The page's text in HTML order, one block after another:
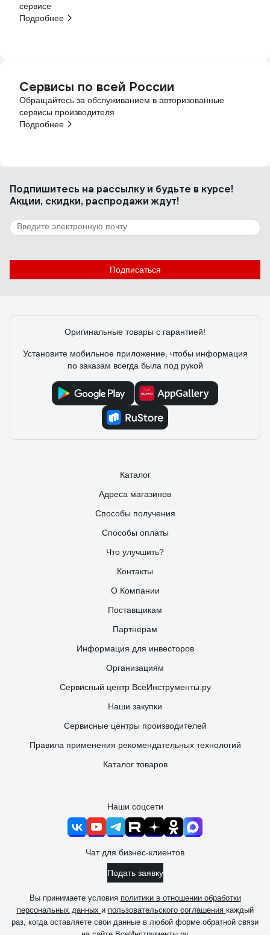
сервисе
Подробнее
Сервисы по всей России
Обращайтесь за обслуживанием в авторизованные
сервисы производителя
Подробнее
Подпишитесь на рассылкуи будьте в курсе!
Акции, скидки, распродажи ждут!
Подписаться
Оригинальные товары с гарантией!
Установите мобильное приложение, чтобы информация
по заказам всегда была под рукой
Каталог
Адреса магазинов
Способы получения
Способы оплаты
Что улучшить?
Контакты
О Компании
Поставщикам
Партнерам
Информация для инвесторов
Организациям
Сервисный центр ВсеИнструменты.ру
Наши закупки
Сервисные центры производителей
Правила применения рекомендательных технологий
Каталог товаров
Наши соцсети
Чат для бизнес-клиентов
Подать заявку
Вы принимаете условия политики в отношении обработки
персональных данных и пользовательского соглашения каждый
раз, когда оставляете свои данные в любой форме обратной связи